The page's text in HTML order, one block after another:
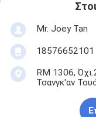
Mr. Joey Tan
18576652101
RM 1306,
Τσανγκ'αν